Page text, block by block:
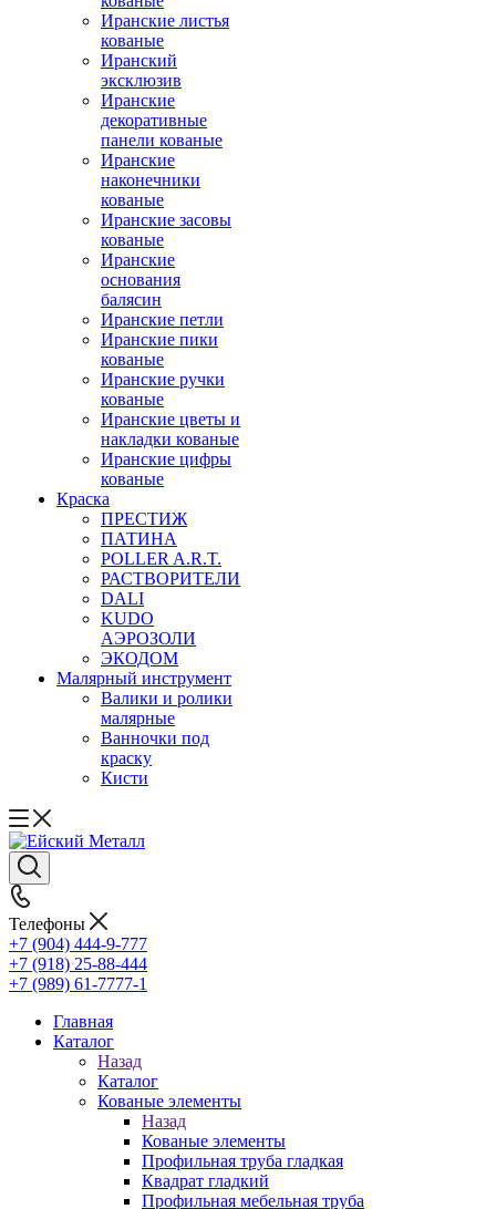
Иранские листья
кованые
Иранский
эксклюзив
Иранские
декоративные
панели кованые
Иранские
наконечники
кованые
Иранские засовы
кованые
Иранские
основания
балясин
Иранские петли
Иранские пики
кованые
Иранские ручки
кованые
Иранские цветы и
накладки кованые
Иранские цифры
кованые
Краска
ПРЕСТИЖ
ПАТИНА
POLLER A.R.T.
РАСТВОРИТЕЛИ
DALI
KUDO
АЭРОЗОЛИ
ЭКОДОМ
Малярный инструмент
Валики и ролики
малярные
Ванночки под
краску
Кисти
Телефоны
+7 (904) 444-9-777
+7 (918) 25-88-444
+7 (989) 61-7777-1
Главная
Каталог
Назад
Каталог
Кованые элементы
Назад
Кованые элементы
Профильная труба гладкая
Квадрат гладкий
Профильная мебельная труба